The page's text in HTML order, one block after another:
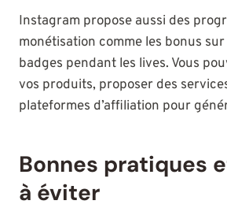
Instagram propose aussi des
monétisation comme les bonus
badges pendant les lives. Vous
vos produits, proposer des
plateformes d’affiliation pour
Bonnes pratiques
à éviter